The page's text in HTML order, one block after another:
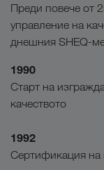
Преди повече от
управление на
днешния SHEQ-
1990
Старт на
качеството
1992
Сертификация на